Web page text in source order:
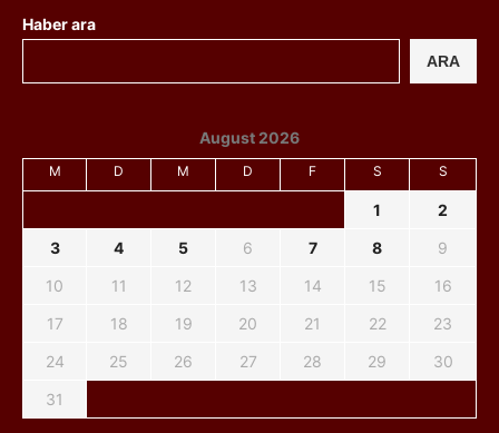
Haber ara
ARA
August 2026
M D M D F S S
1
2
3
4 5 6 7 8
9
10
11 12 13 14 15
16
17
18 19 20 21 22
23
24
25 26 27 28 29
30
31